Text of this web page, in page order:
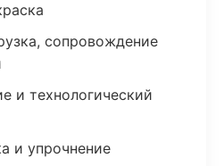
сопровождение
и технологический
и упрочнение